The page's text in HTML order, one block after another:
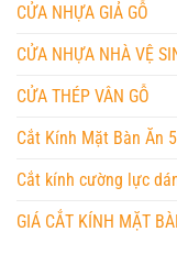
CỬA NHỰA GIẢ GỖ
CỬA NHỰA NHÀ VỆ
CỬA THÉP VÂN GỖ
Cắt Kính Mặt Bàn Ăn
Cắt kính cường lực
GIÁ CẮT KÍNH MẶT